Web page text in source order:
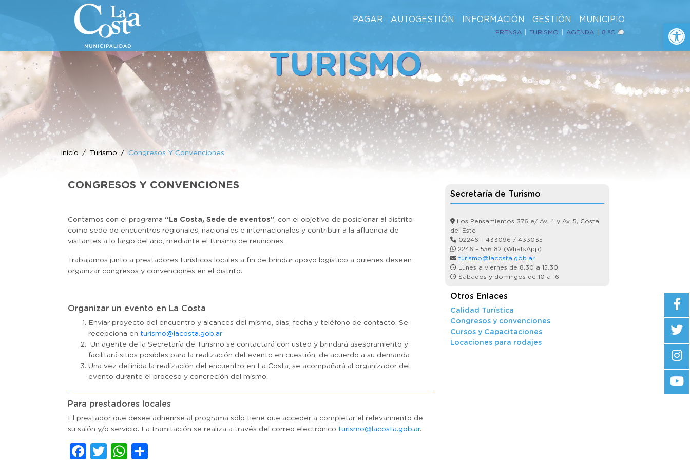
PAGAR AUTOGESTIÓN INFORMACIÓN GESTIÓN MUNICIPIO
PRENSA TURISMO AGENDA 8 ºC
TURISMO
Inicio Turismo Congresos Y Convenciones
CONGRESOS Y CONVENCIONES
Contamos con el programa “La Costa, Sede de eventos”, con el objetivo de posicionar al distrito
como sede de encuentros regionales, nacionales e internacionales y contribuir a la afluencia de
visitantes a lo largo del año, mediante el turismo de reuniones.
Trabajamos junto a prestadores turísticos locales a fin de brindar apoyo logístico a quienes deseen
organizar congresos y convenciones en el distrito.
Organizar un evento en La Costa
Enviar proyecto del encuentro y alcances del mismo, días, fecha y teléfono de contacto. Se
recepciona en turismo@lacosta.gob.ar
Un agente de la Secretaría de Turismo se contactará con usted y brindará asesoramiento y
facilitará sitios posibles para la realización del evento en cuestión, de acuerdo a su demanda
Una vez definida la realización del encuentro en La Costa, se acompañará al organizador del
evento durante el proceso y concreción del mismo.
Para prestadores locales
El prestador que desee adherirse al programa sólo tiene que acceder a completar el relevamiento de
su salón y/o servicio. La tramitación se realiza a través del correo electrónico turismo@lacosta.gob.ar.
Facebook
TwitterWhatsApp
Secretaría de Turismo
Los Pensamientos 376 e/ Av. 4 y Av. 5, Costa
del Este
02246 – 433096 / 433035
2246 – 556182 (WhatsApp)
turismo@lacosta.gob.ar
Lunes a viernes de 8.30 a 15.30
Sabados y domingos de 10 a 16
Otros Enlaces
Calidad Turística
Congresos y convenciones
Cursos y Capacitaciones
Locaciones para rodajes